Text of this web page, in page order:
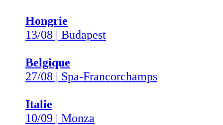
Hongrie
13/08 | Budapest
Belgique
27/08 | Spa-Francorchamps
Italie
10/09 | Monza